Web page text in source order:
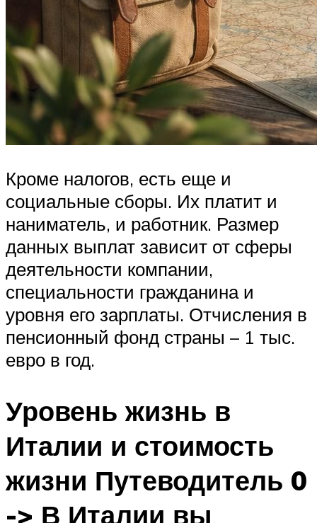
Кроме налогов, есть еще и
социальные сборы. Их платит и
наниматель, и работник. Размер
данных выплат зависит от сферы
деятельности компании,
специальности гражданина и
уровня его зарплаты. Отчисления в
пенсионный фонд страны – 1 тыс.
евро в год.
Уровень жизнь в
Италии и стоимость
жизни Путеводитель 0
-> В Италии вы